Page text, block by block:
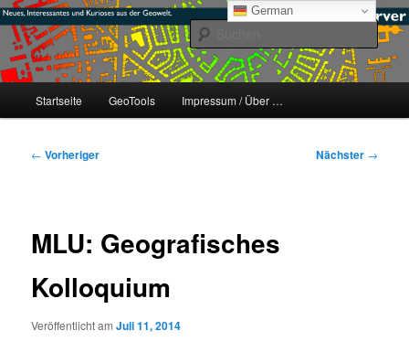
Zum
primären
Inhalt
springen#geoObserver
mikeE's GeoBlog
Startseite GeoTools Impressum / Über …
Beitragsnavigation
← Vorheriger Nächster →
MLU: Geografisches
Kolloquium
Veröffentlicht amJuli 11, 2014
German